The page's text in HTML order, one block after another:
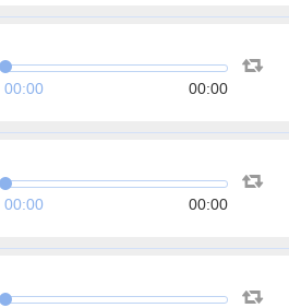
00:00 00:00
00:00 00:00